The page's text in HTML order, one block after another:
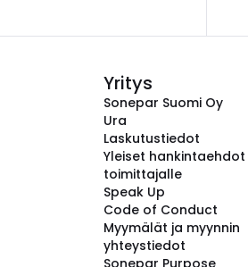
Yritys
Sonepar Suomi Oy
Ura
Laskutustiedot
Yleiset hankintaehdot
toimittajalle
Speak Up
Code of Conduct
Myymälät ja myynnin
yhteystiedot
Sonepar Purpose